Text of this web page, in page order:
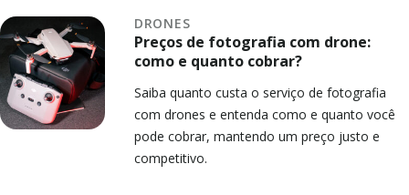
DRONES
Preços de fotografia com drone:
como e quanto cobrar?
Saiba quanto custa o serviço de fotografia
com drones e entenda como e quanto você
pode cobrar, mantendo um preço justo e
competitivo.